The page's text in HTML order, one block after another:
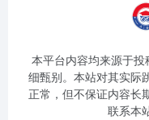
本平台内容均来源于
细甄别。本站对其实际
正常，但不保证内容长
联系本